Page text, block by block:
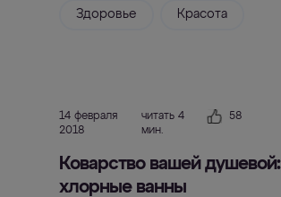
Здоровье Красота
14 февраля
2018
читать 4
мин.
58
Коварство вашей душевой:
хлорные ванны